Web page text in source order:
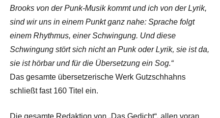
Brooks von der Punk-Musik kommt und ich von der Lyrik,
sind wir uns in einem Punkt ganz nahe: Sprache folgt
einem Rhythmus, einer Schwingung. Und diese
Schwingung stört sich nicht an Punk oder Lyrik, sie ist da,
sie ist hörbar und für die Übersetzung ein Sog.“
Das gesamte übersetzerische Werk Gutzschhahns
schließt fast 160 Titel ein.